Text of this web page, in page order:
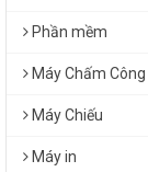
Phần mềm
Máy Chấm Công
Máy Chiếu
Máy in